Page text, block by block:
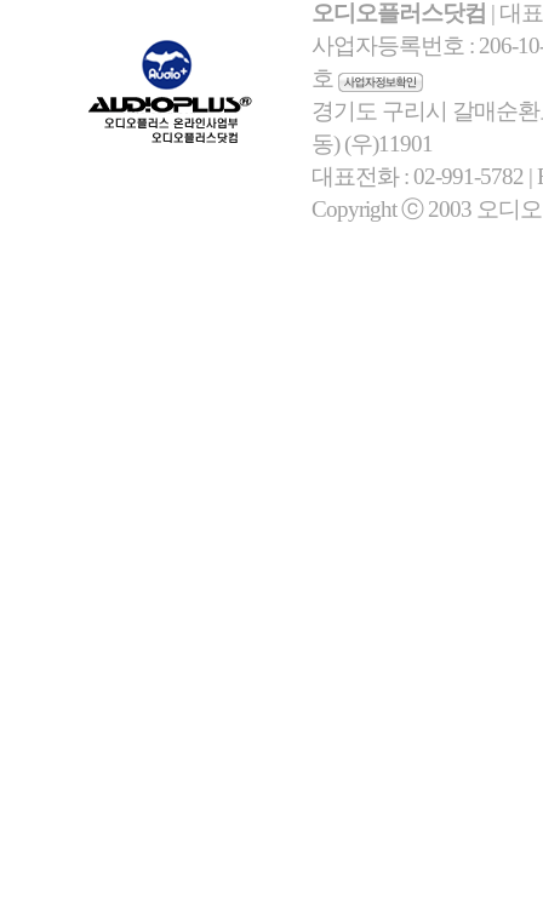
오디오플러스닷컴
| 대
사업자등록번호 : 206-
호
경기도 구리시 갈매순
동) (우)11901
대표전화 : 02-991-5782 |
Copyright ⓒ 2003 오디오